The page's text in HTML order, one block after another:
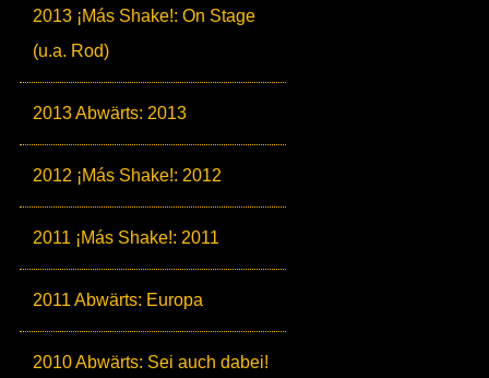
2013 ¡Más Shake!: On Stage
(u.a. Rod)
2013 Abwärts: 2013
2012 ¡Más Shake!: 2012
2011 ¡Más Shake!: 2011
2011 Abwärts: Europa
2010 Abwärts: Sei auch dabei!